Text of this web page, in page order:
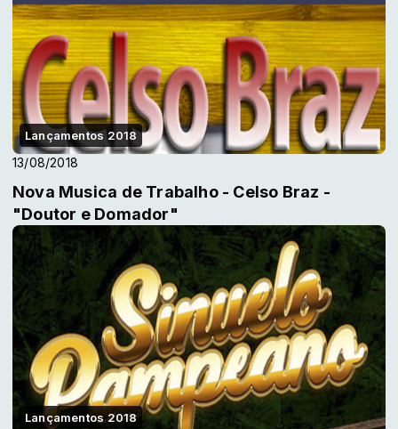
Lançamentos 2018
13/08/2018
Nova Musica de Trabalho - Celso Braz -
"Doutor e Domador"
Lançamentos 2018